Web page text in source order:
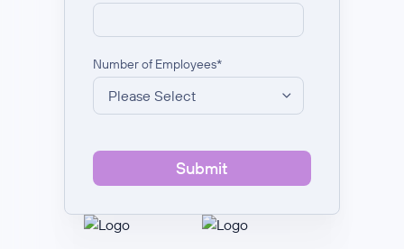
Number of Employees*